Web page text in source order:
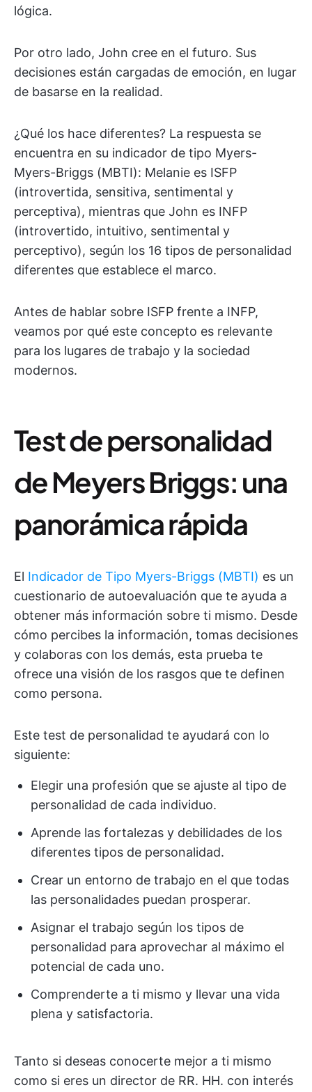
lógica.
Por otro lado, John cree en el futuro. Sus
decisiones están cargadas de emoción, en lugar
de basarse en la realidad.
¿Qué los hace diferentes? La respuesta se
encuentra en su indicador de tipo Myers-
Myers-Briggs (MBTI): Melanie es ISFP
(introvertida, sensitiva, sentimental y
perceptiva), mientras que John es INFP
(introvertido, intuitivo, sentimental y
perceptivo), según los 16 tipos de personalidad
diferentes que establece el marco.
Antes de hablar sobre ISFP frente a INFP,
veamos por qué este concepto es relevante
para los lugares de trabajo y la sociedad
modernos.
Test de personalidad
de Meyers Briggs: una
panorámica rápida
El Indicador de Tipo Myers-Briggs (MBTI) es un
cuestionario de autoevaluación que te ayuda a
obtener más información sobre ti mismo. Desde
cómo percibes la información, tomas decisiones
y colaboras con los demás, esta prueba te
ofrece una visión de los rasgos que te definen
como persona.
Este test de personalidad te ayudará con lo
siguiente:
Elegir una profesión que se ajuste al tipo de
personalidad de cada individuo.
Aprende las fortalezas y debilidades de los
diferentes tipos de personalidad.
Crear un entorno de trabajo en el que todas
las personalidades puedan prosperar.
Asignar el trabajo según los tipos de
personalidad para aprovechar al máximo el
potencial de cada uno.
Comprenderte a ti mismo y llevar una vida
plena y satisfactoria.
Tanto si deseas conocerte mejor a ti mismo
como si eres un director de RR. HH. con interés